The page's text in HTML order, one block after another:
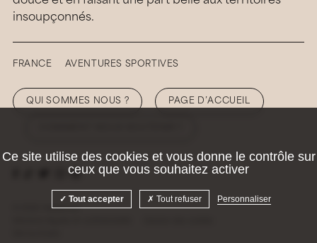
insoupçonnés.
FRANCE AVENTURES SPORTIVES
QUI SOMMES NOUS ? PAGE D’ACCUEIL
© 2026 Hellolaroux
Ce site utilise des cookies et vous donne le contrôle sur
ceux que vous souhaitez activer
Tout accepter Tout refuser Personnaliser